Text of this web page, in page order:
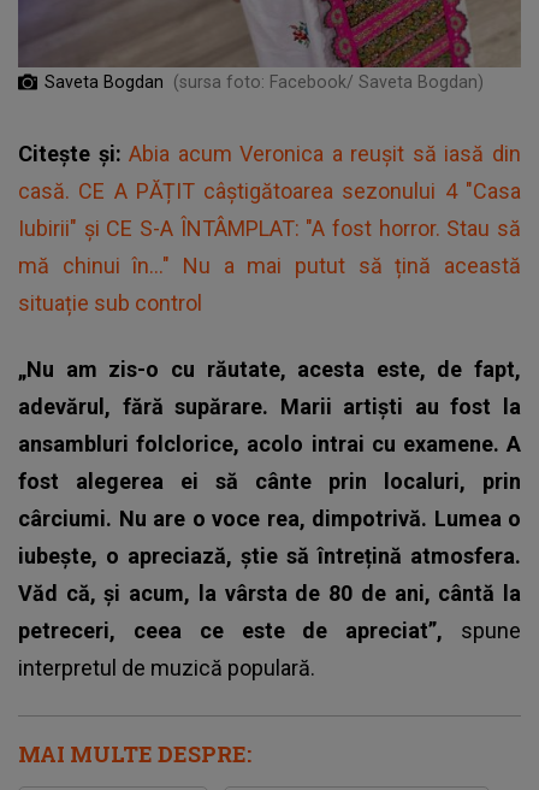
Saveta Bogdan (sursa foto: Facebook/ Saveta Bogdan)
Citește și:Abia acum Veronica a reușit să iasă din
casă. CE A PĂȚIT câștigătoarea sezonului 4 "Casa
Iubirii" și CE S-A ÎNTÂMPLAT: "A fost horror. Stau să
mă chinui în..." Nu a mai putut să țină această
situație sub control
„Nu am zis-o cu răutate, acesta este, de fapt,
adevărul, fără supărare. Marii artiști au fost la
ansambluri folclorice, acolo intrai cu examene. A
fost alegerea ei să cânte prin localuri, prin
cârciumi. Nu are o voce rea, dimpotrivă. Lumea o
iubește, o apreciază, știe să întrețină atmosfera.
Văd că, și acum, la vârsta de 80 de ani, cântă la
petreceri, ceea ce este de apreciat”, spune
interpretul de muzică populară.
MAI MULTE DESPRE: